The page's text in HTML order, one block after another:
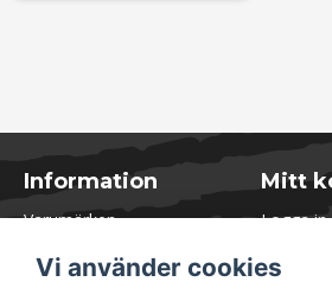
Information
Varumärken
Kontakta oss
Mitt
Logga in
Glömt
Vi använder cookies